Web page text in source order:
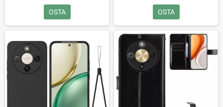
OSTA OSTA